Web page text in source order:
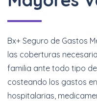
Bx+ Seguro de Gastos
las coberturas
familia ante todo tipo
costeando los gastos
hospitalarias,